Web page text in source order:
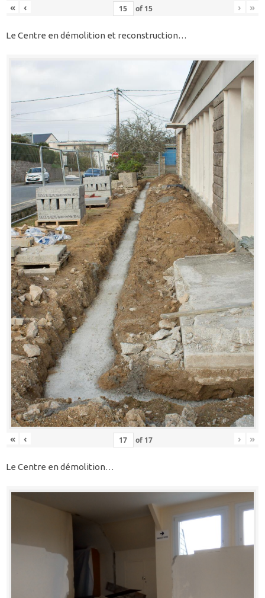
« ‹ of 15 › »
Le Centre en démolition et reconstruction…
« ‹ of 17 › »
Le Centre en démolition…